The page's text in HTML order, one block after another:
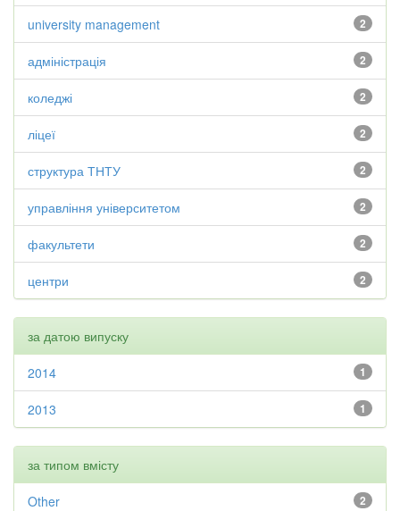
2
university management
2
адміністрація
2
коледжі
2
ліцеї
2
структура ТНТУ
2
управління університетом
2
факультети
2
центри
за датою випуску
1
2014
1
2013
за типом вмісту
2
Other